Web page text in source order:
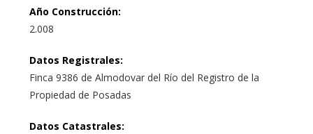
Año Construcción:
2.008
Datos Registrales:
Finca 9386 de Almodovar del Río del Registro de la
Propiedad de Posadas
Datos Catastrales: